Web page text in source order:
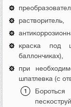
растворитель,
краска под
баллончиках),
при
шпатлевка (с